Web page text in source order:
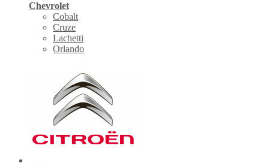
Chevrolet
Cobalt
Cruze
Lachetti
Orlando